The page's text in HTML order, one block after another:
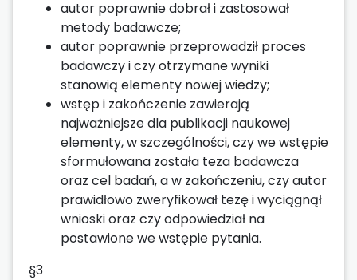
autor poprawnie dobrał i zastosował
metody badawcze;
autor poprawnie przeprowadził proces
badawczy i czy otrzymane wyniki
stanowią elementy nowej wiedzy;
wstęp i zakończenie zawierają
najważniejsze dla publikacji naukowej
elementy, w szczególności, czy we wstępie
sformułowana została teza badawcza
oraz cel badań, a w zakończeniu, czy autor
prawidłowo zweryfikował tezę i wyciągnął
wnioski oraz czy odpowiedział na
postawione we wstępie pytania.
§3